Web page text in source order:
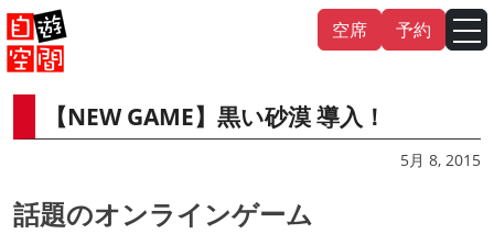
Skip
to
content
空席 予約
【NEW GAME】黒い砂漠 導入！
5月 8, 2015
話題のオンラインゲーム
English 中文（繁體） 中文（简体）